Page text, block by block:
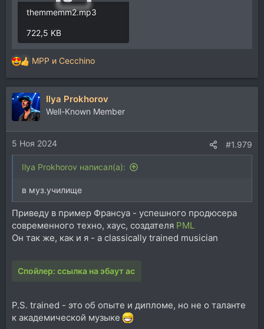
themmemm2.mp3
722,5 KB
Р
е
а
к
ц
и
и
:
MPP и Cecchino
Ilya Prokhorov
Well-Known Member
5 Ноя 2024 #1.979
Ilya Prokhorov написал(а):
в муз.училище
Приведу в пример Франсуа - успешного продюсера
современного техно, хаус, создателя PML
Он так же, как и я - a classically trained musician
Спойлер: ссылка на эбаут ас
P.S. trained - это об опыте и дипломе, но не о таланте
к академической музыке